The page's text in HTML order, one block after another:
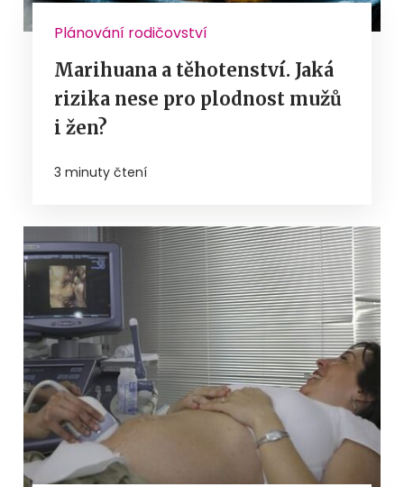
Plánování rodičovství
Marihuana a těhotenství. Jaká
rizika nese pro plodnost mužů
i žen?
3 minuty čtení